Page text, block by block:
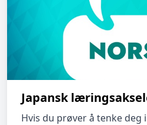
Japansk
Hvis du prøver å tenke deg